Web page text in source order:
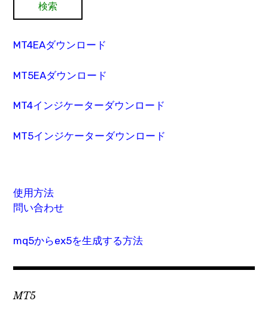
MT4EAダウンロード
MT5EAダウンロード
MT4インジケーターダウンロード
MT5インジケーターダウンロード
使用方法
問い合わせ
mq5からex5を生成する方法
MT5